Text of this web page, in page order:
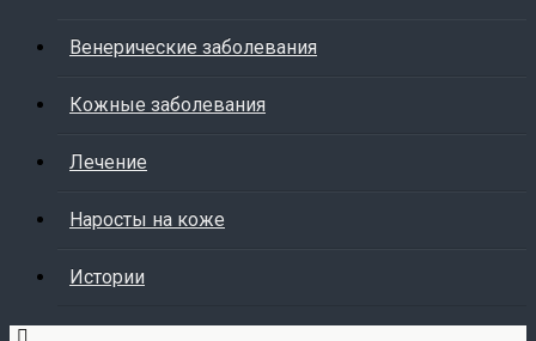
Венерические заболевания
Кожные заболевания
Лечение
Наросты на коже
Истории